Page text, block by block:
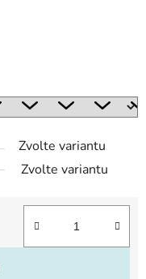
Zvolte variantu
Zvolte variantu